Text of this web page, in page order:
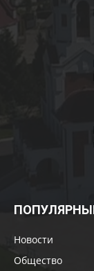
Новости
Общество